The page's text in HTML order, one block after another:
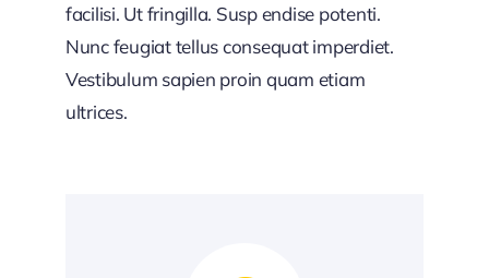
facilisi. Ut fringilla. Susp endise potenti.
Nunc feugiat tellus consequat imperdiet.
Vestibulum sapien proin quam etiam
ultrices.